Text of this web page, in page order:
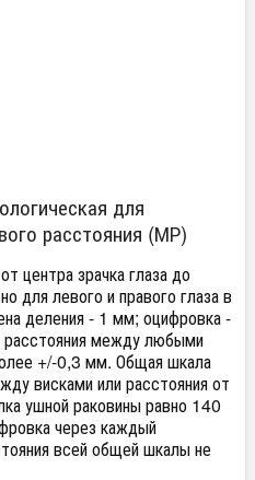
для
расстояния (МР)
центра зрачка глаза до
для левого и правого глаза в
деления - 1 мм; оцифровка -
между любыми
+/-0,3 мм. Общая шкала
висками или расстояния от
ушной раковины равно 140
через каждый
всей общей шкалы не